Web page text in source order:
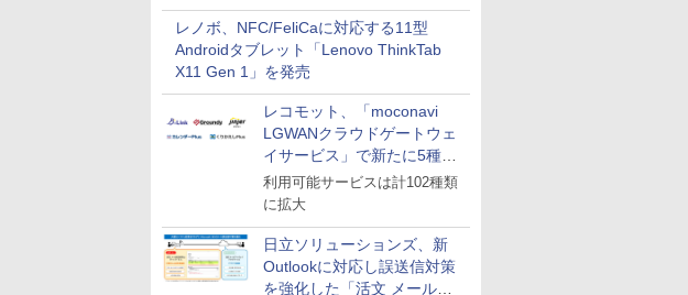
業務設計とマインドセット変
革
レノボ、NFC/FeliCaに対応する11型
Androidタブレット「Lenovo ThinkTab
X11 Gen 1」を発売
レコモット、「moconavi
LGWANクラウドゲートウェ
イサービス」で新たに5種類
のサービスと連携開始
利用可能サービスは計102種類
に拡大
日立ソリューションズ、新
Outlookに対応し誤送信対策
を強化した「活文 メール誤